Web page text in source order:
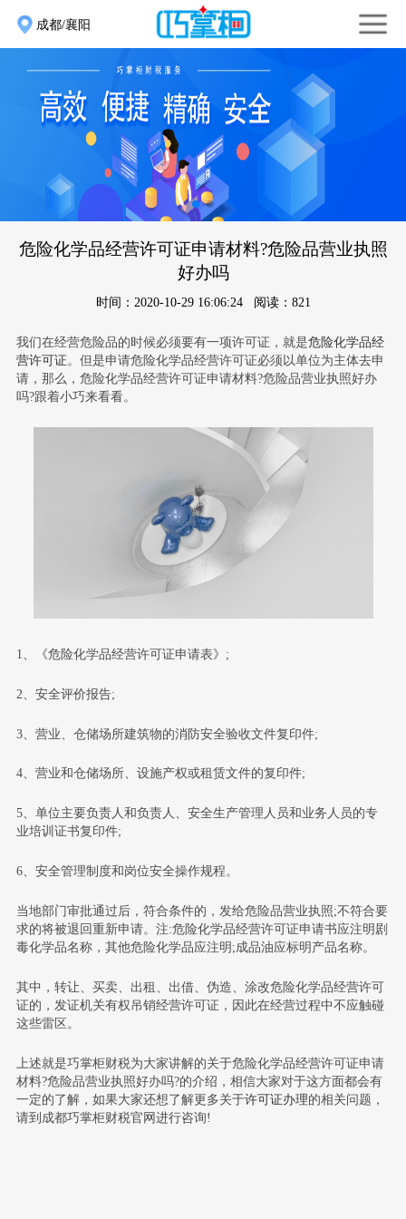
成都/襄阳
危险化学品经营许可证申请材料?危险品营业执照
好办吗
时间：2020-10-29 16:06:24 阅读：821
我们在经营危险品的时候必须要有一项许可证，就是危险化学品经
营许可证。但是申请危险化学品经营许可证必须以单位为主体去申
请，那么，危险化学品经营许可证申请材料?危险品营业执照好办
吗?跟着小巧来看看。
1、《危险化学品经营许可证申请表》;
2、安全评价报告;
3、营业、仓储场所建筑物的消防安全验收文件复印件;
4、营业和仓储场所、设施产权或租赁文件的复印件;
5、单位主要负责人和负责人、安全生产管理人员和业务人员的专
业培训证书复印件;
6、安全管理制度和岗位安全操作规程。
当地部门审批通过后，符合条件的，发给危险品营业执照;不符合要
求的将被退回重新申请。注:危险化学品经营许可证申请书应注明剧
毒化学品名称，其他危险化学品应注明;成品油应标明产品名称。
其中，转让、买卖、出租、出借、伪造、涂改危险化学品经营许可
证的，发证机关有权吊销经营许可证，因此在经营过程中不应触碰
这些雷区。
上述就是巧掌柜财税为大家讲解的关于危险化学品经营许可证申请
材料?危险品营业执照好办吗?的介绍，相信大家对于这方面都会有
一定的了解，如果大家还想了解更多关于许可证办理的相关问题，
请到成都巧掌柜财税官网进行咨询!